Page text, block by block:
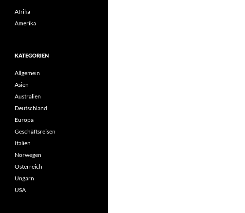
Afrika
Amerika
KATEGORIEN
Allgemein
Asien
Australien
Deutschland
Europa
Geschäftsreisen
Italien
Norwegen
Österreich
Ungarn
USA